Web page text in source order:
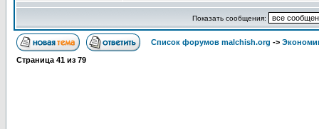
Показать сообщения:
Список форумов malchish.org ->
Страница 41 из 79